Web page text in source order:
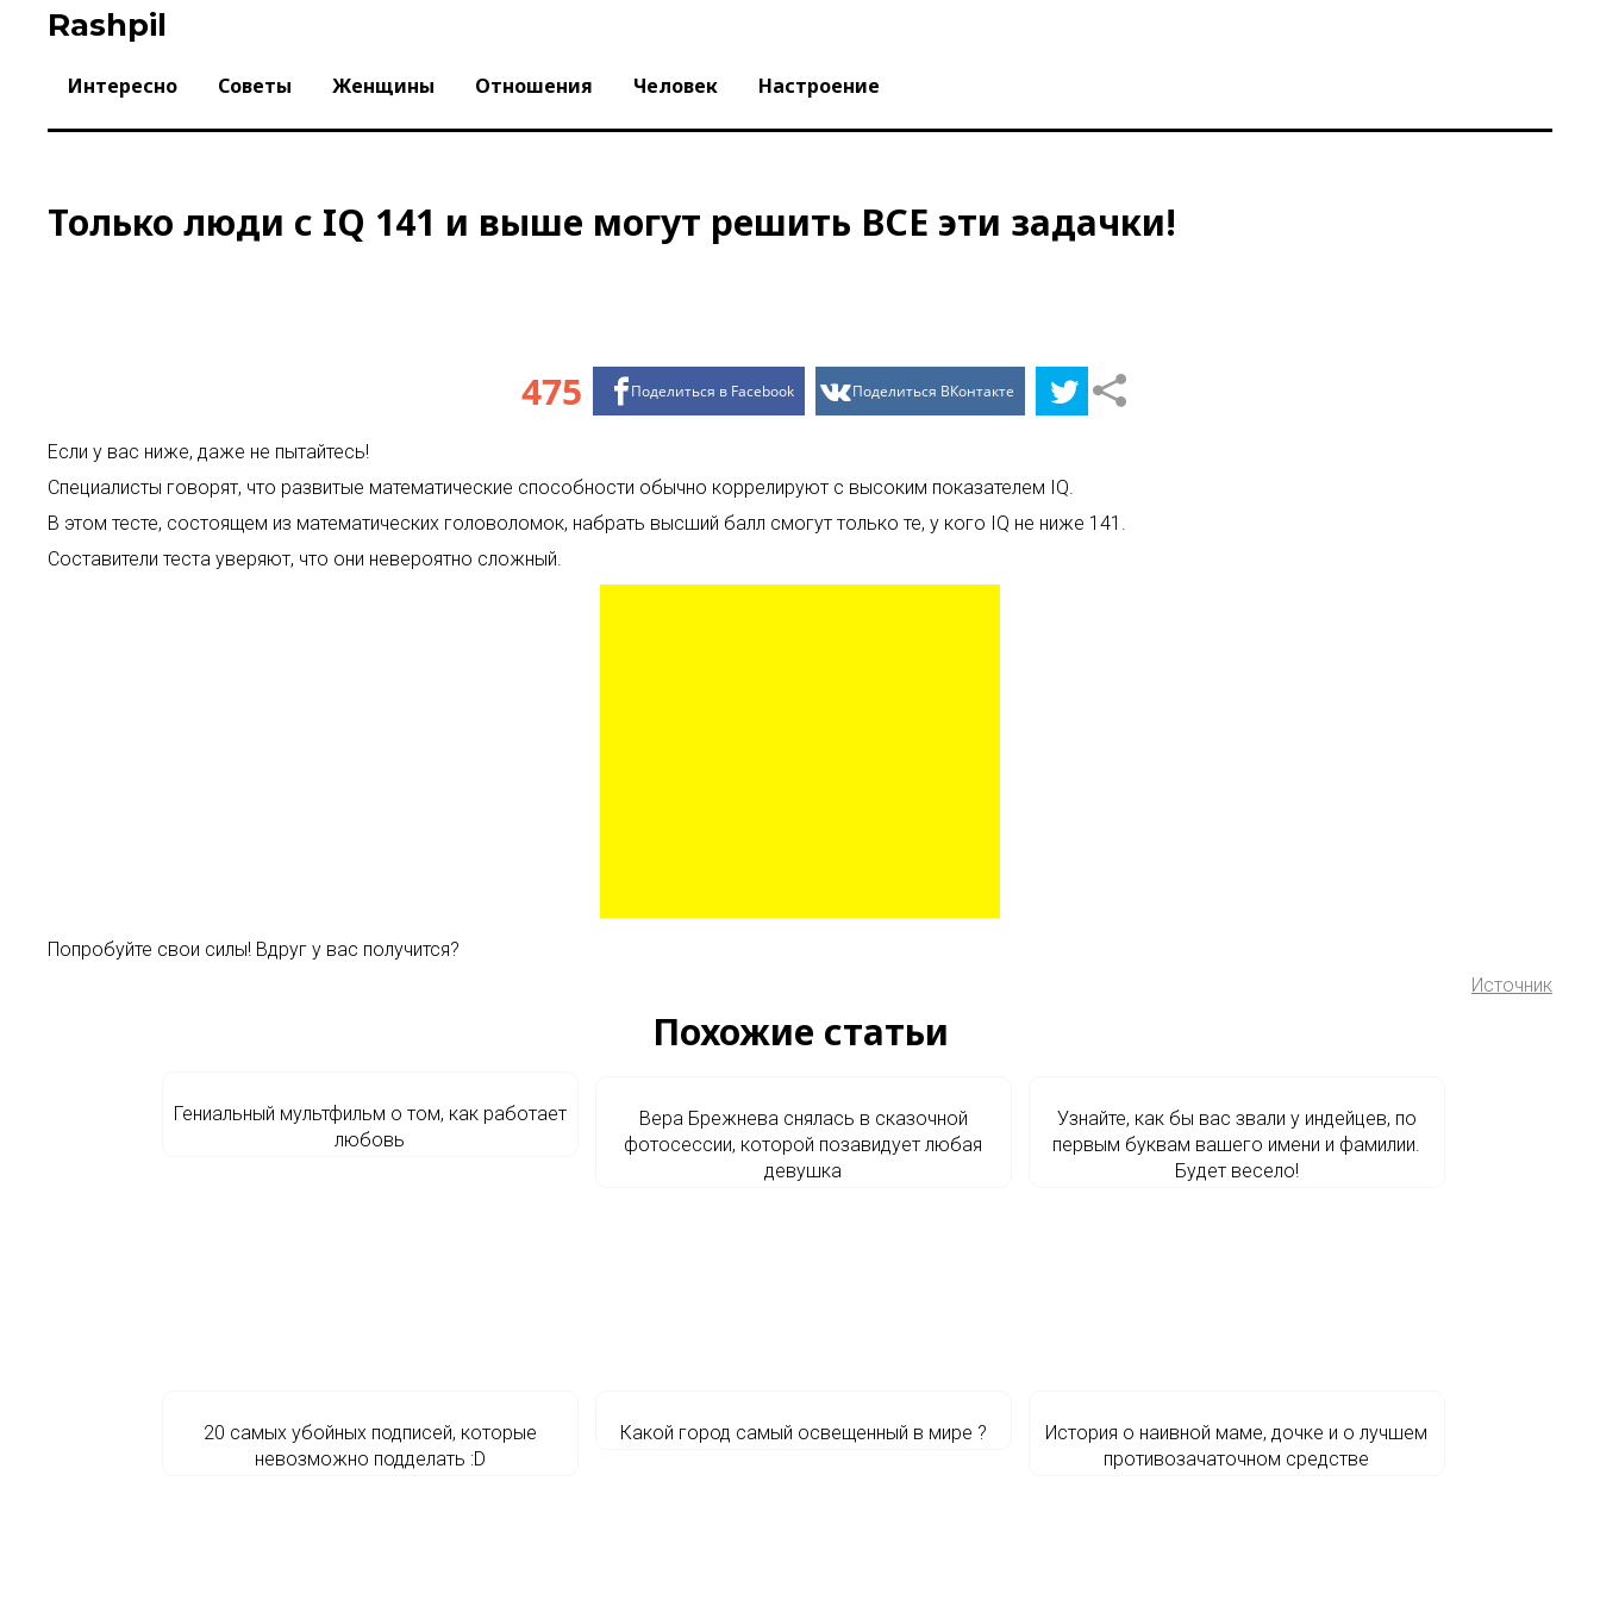
Rashpil
Интересно Советы Женщины Отношения Человек Настроение
Только люди с IQ 141 и выше могут решить ВСЕ эти задачки!
475 Поделиться в Facebook Поделиться ВКонтакте
Если у вас ниже, даже не пытайтесь!
Специалисты говорят, что развитые математические способности обычно коррелируют с высоким показателем IQ.
В этом тесте, состоящем из математических головоломок, набрать высший балл смогут только те, у кого IQ не ниже 141.
Составители теста уверяют, что они невероятно сложный.
Попробуйте свои силы! Вдруг у вас получится?
Источник
Похожие статьи
Гениальный мультфильм о том, как работает
любовь
Вера Брежнева снялась в сказочной
фотосессии, которой позавидует любая
девушка
Узнайте, как бы вас звали у индейцев, по
первым буквам вашего имени и фамилии.
Будет весело!
20 самых убойных подписей, которые
невозможно подделать :D
Какой город самый освещенный в мире ?
История о наивной маме, дочке и о лучшем
противозачаточном средстве